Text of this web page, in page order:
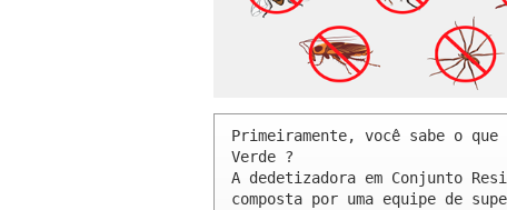
Primeiramente, você sabe o
Verde ?
A dedetizadora em Conjunto
composta por uma equipe de